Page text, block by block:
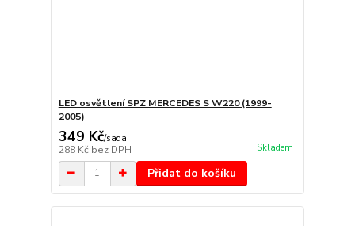
LED osvětlení SPZ MERCEDES S W220 (1999-
2005)
349 Kč/sada
288 Kč bez DPH Skladem
Přidat do košíku